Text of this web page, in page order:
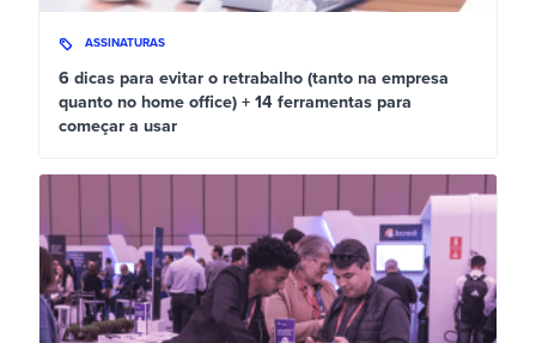
ASSINATURAS
6 dicas para evitar o retrabalho (tanto na empresa
quanto no home office) + 14 ferramentas para
começar a usar